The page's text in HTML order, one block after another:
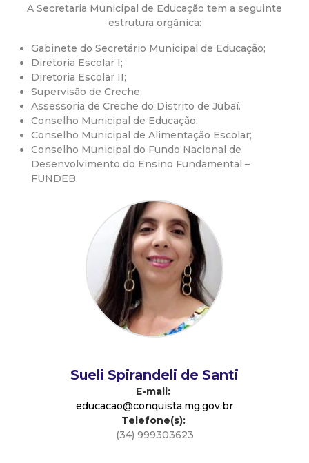
M
u
n
i
c
i
A Secretaria Municipal de Educação tem a seguinte
estrutura orgânica:
Gabinete do Secretário Municipal de Educação;
Diretoria Escolar I;
Diretoria Escolar II;
Supervisão de Creche;
Assessoria de Creche do Distrito de Jubaí.
Conselho Municipal de Educação;
Conselho Municipal de Alimentação Escolar;
Conselho Municipal do Fundo Nacional de
Desenvolvimento do Ensino Fundamental –
FUNDEB.
Sueli Spirandeli de Santi
E-mail:
educacao@conquista.mg.gov.br
Telefone(s):
(34) 999303623